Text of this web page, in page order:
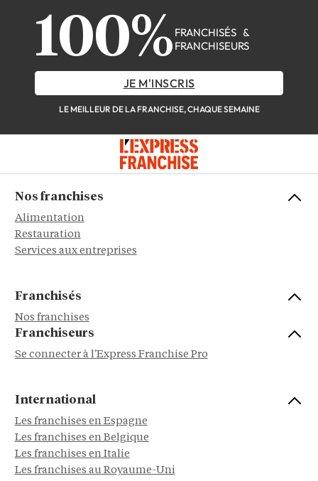
100% FRANCHISÉS &
FRANCHISEURS
JE M'INSCRIS
LE MEILLEUR DE LA FRANCHISE, CHAQUE SEMAINE
Nos franchises
Alimentation
Restauration
Services aux entreprises
Franchisés
Nos franchises
Franchiseurs
Se connecter à l'Express Franchise Pro
International
Les franchises en Espagne
Les franchises en Belgique
Les franchises en Italie
Les franchises au Royaume-Uni